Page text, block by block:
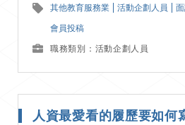
其他教育服務業 活動企劃人員
會員投稿
職務類別：活動企劃人員